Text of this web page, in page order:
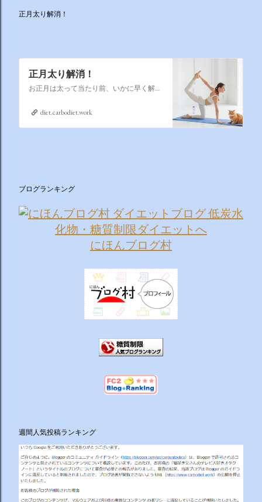
正月太り解消！
正月太り解消！
お正月は太って当たり前、いかに早く解消するかそれが課題なのです
diet.carbodiet.work
ブログランキング
にほんブログ村
週間人気投稿ランキング